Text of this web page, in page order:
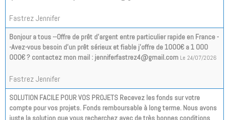
Fastrez Jennifer
Bonjour a tous --Offre de prêt d'argent entre particulier rapide en France -
-Avez-vous besoin d'un prêt sérieux et fiable j'offre de 1000€ a 1 000
000€ ? contactez mon mail : jenniferfastrez4@gmail.com Le 24/07/2026
Fastrez Jennifer
SOLUTION FACILE POUR VOS PROJETS Recevez les fonds sur votre
compte pour vos projets. Fonds remboursable à long terme. Nous avons
juste la solution que vous recherchez avec de très bonnes conditions